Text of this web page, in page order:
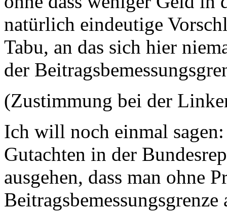
natürlich eindeutige
Tabu, an das sich hier
der
(Zustimmung bei der
Ich will noch einmal
Gutachten in der
ausgehen, dass man ohne